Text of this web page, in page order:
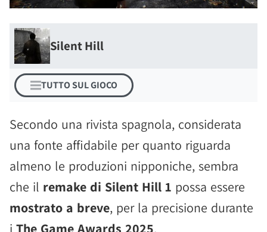
Silent Hill
TUTTO SUL GIOCO
Secondo una rivista spagnola, considerata
una fonte affidabile per quanto riguarda
almeno le produzioni nipponiche, sembra
che il remake di Silent Hill 1 possa essere
mostrato a breve, per la precisione durante
i The Game Awards 2025.